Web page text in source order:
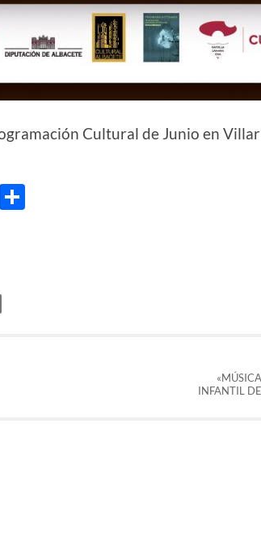
Cultural de Junio en
Email
INFANTIL